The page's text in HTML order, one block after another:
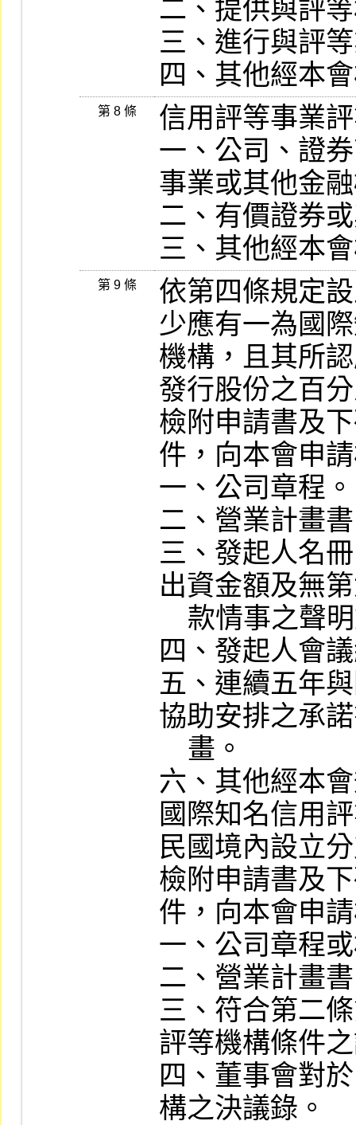
二、提供與評
三、進行與評
四、其他經本
第 8 條
信用評等事業
一、公司、證
事業或其他金
二、有價證券
三、其他經本
第 9 條
依第四條規定
少應有一為國
機構，且其所
發行股份之百
檢附申請書及
件，向本會申
一、公司章程。
二、營業計畫
三、發起人名
出資金額及無
四、發起人會
五、連續五年
協助安排之承
六、其他經本
國際知名信用
民國境內設立
檢附申請書及
件，向本會申
一、公司章程
二、營業計畫
三、符合第二
評等機構條件
四、董事會對
構之決議錄。